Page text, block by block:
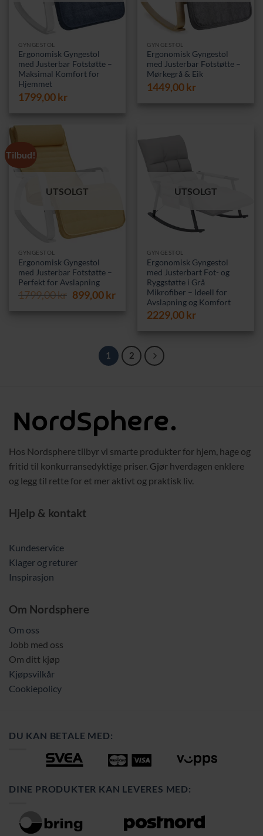
GYNGESTOL
Ergonomisk Gyngestol
med Justerbar Fotstøtte –
Maksimal Komfort for
Hjemmet
1799,00kr
GYNGESTOL
Ergonomisk Gyngestol
med Justerbar Fotstøtte –
Mørkegrå & Eik
1449,00kr
Tilbud!
UTSOLGT
GYNGESTOL
Ergonomisk Gyngestol
med Justerbar Fotstøtte –
Perfekt for Avslapning
1799,00kr Opprinnelig
899,00krNåværende
UTSOLGT
GYNGESTOL
Ergonomisk Gyngestol
med Justerbart Fot- og
Ryggstøtte i Grå
Mikrofiber – Ideell for
Avslapning og Komfort
2229,00kr
1 2
Hos Nordsphere tilbyr vi smarte produkter for hjem, hage og
fritid til konkurransedyktige priser. Gjør hverdagen enklere
og legg til rette for et mer aktivt og praktisk liv.
Hjelp & kontakt
Kundeservice
Klager og returer
Inspirasjon
Om Nordsphere
Om oss
Jobb med oss
Om ditt kjøp
Kjøpsvilkår
Cookiepolicy
DU KAN BETALE MED:
DINE PRODUKTER KAN LEVERES MED: